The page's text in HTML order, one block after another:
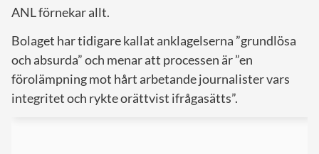
ANL förnekar allt.
Bolaget har tidigare kallat anklagelserna ”grundlösa
och absurda” och menar att processen är ”en
förolämpning mot hårt arbetande journalister vars
integritet och rykte orättvist ifrågasätts”.